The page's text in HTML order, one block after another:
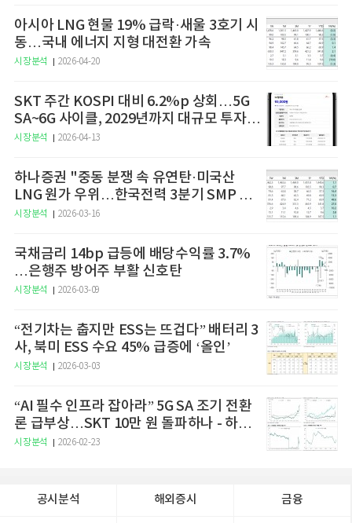
아시아 LNG 현물 19% 급락·새울 3호기 시
동…국내 에너지 지형 대전환 가속
시장분석 2026-04-20
SKT 주간 KOSPI 대비 6.2%p 상회…5G
SA~6G 사이클, 2029년까지 대규모 투자
예고
시장분석 2026-04-13
하나증권 "중동 분쟁 속 유연탄·미국산
LNG 원가 우위…한국전력 3분기 SMP 상
승 전망"
시장분석 2026-03-16
국채금리 14bp 급등에 배당수익률 3.7%
…은행주 방어주 부활 신호탄
시장분석 2026-03-09
“전기차는 춥지만 ESS는 뜨겁다” 배터리 3
사, 북미 ESS 수요 45% 급증에 ‘올인’
시장분석 2026-03-03
“AI 필수 인프라 잡아라” 5G SA 조기 전환
론 급부상…SKT 10만 원 돌파하나 - 하나
증권
시장분석 2026-02-23
공시분석 해외증시 금융